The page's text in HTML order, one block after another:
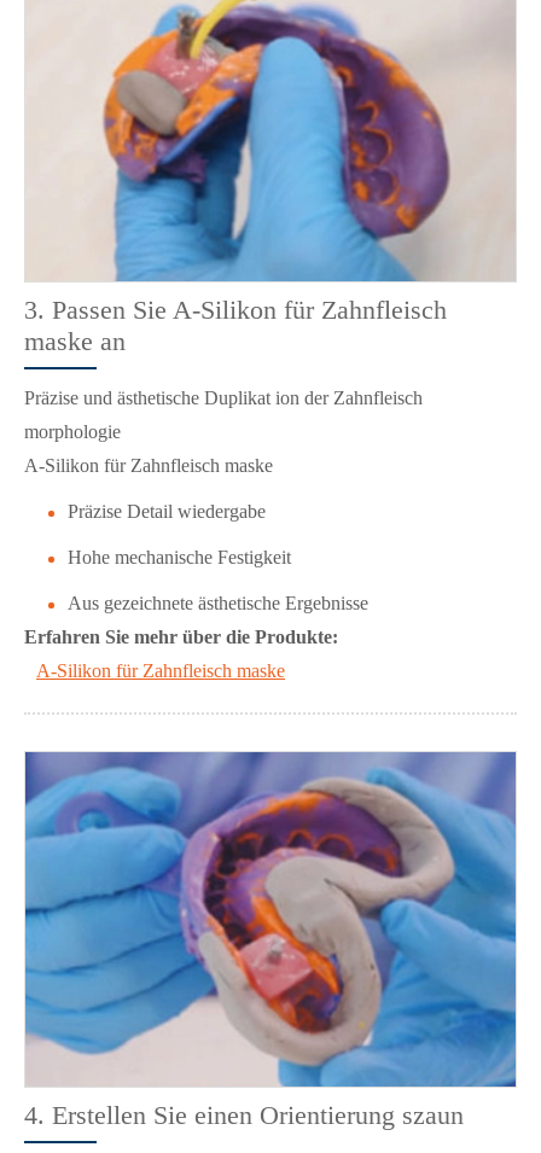
3. Passen Sie A-Silikon für Zahnfleisch
maske an
Präzise und ästhetische Duplikat ion der Zahnfleisch
morphologie
A-Silikon für Zahnfleisch maske
Präzise Detail wiedergabe
Hohe mechanische Festigkeit
Aus gezeichnete ästhetische Ergebnisse
Erfahren Sie mehr über die Produkte:
A-Silikon für Zahnfleisch maske
4. Erstellen Sie einen Orientierung szaun